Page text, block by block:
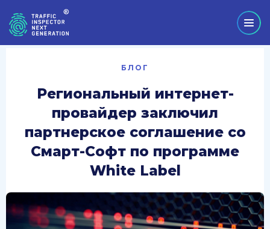
БЛОГ
Региональный интернет-
провайдер заключил
партнерское соглашение со
Смарт-Софт по программе
White Label